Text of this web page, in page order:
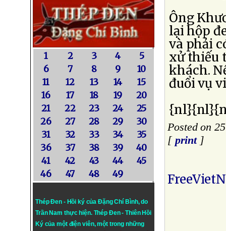
1 2 3 4
5
6
7 8 9
10
11
12 13 14
15
16
17 18 19
20
21
22 23 24
25
26
27 28 29
30
31
32 33 34
35
36
37 38 39
40
41
42 43 44
45
46
47 48 49
Thép Đen - Hồi ký của Đặng Chí Bình, do
Trần Nam thực hiện. Thép Đen- Thiên Hồi
Ký của một điện viên, một trong những
Ông
lại hộp
và phải
xử thiếu
khách.
đuổi vụ
Posted on
[ print]